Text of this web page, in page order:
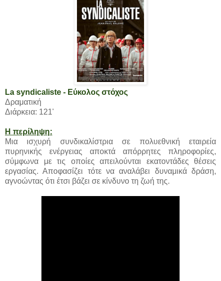
La syndicaliste - Εύκολος στόχος
Δραματική
Διάρκεια: 121'
Η περίληψη:
Μια ισχυρή συνδικαλίστρια σε πολυεθνική εταιρεία
πυρηνικής ενέργειας αποκτά απόρρητες πληροφορίες,
σύμφωνα με τις οποίες απειλούνται εκατοντάδες θέσεις
εργασίας. Αποφασίζει τότε να αναλάβει δυναμικά δράση,
αγνοώντας ότι έτσι βάζει σε κίνδυνο τη ζωή της.